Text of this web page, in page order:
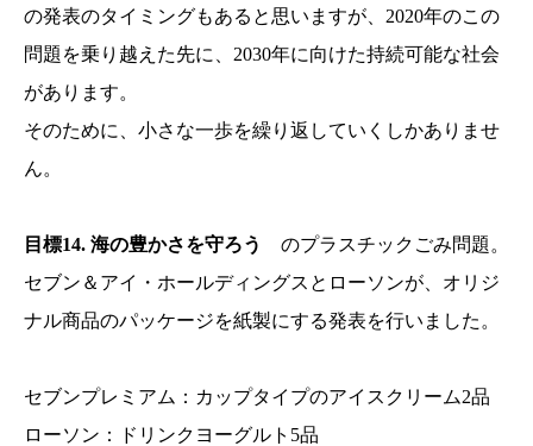
の発表のタイミングもあると思いますが、2020年のこの
問題を乗り越えた先に、2030年に向けた持続可能な社会
があります。
そのために、小さな一歩を繰り返していくしかありませ
ん。
目標14. 海の豊かさを守ろう
のプラスチックごみ問題。
セブン＆アイ・ホールディングスとローソンが、オリジ
ナル商品のパッケージを紙製にする発表を行いました。
セブンプレミアム：カップタイプのアイスクリーム2品
ローソン：ドリンクヨーグルト5品